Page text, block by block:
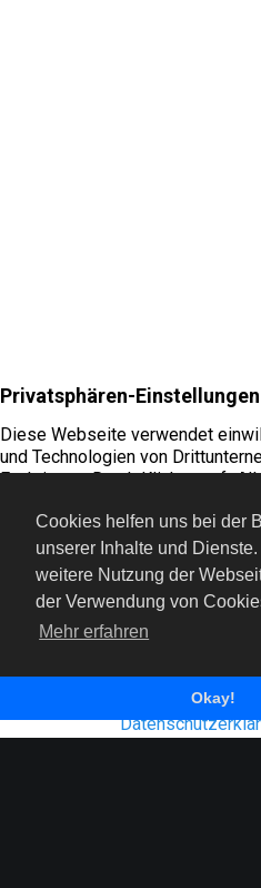
Cookies helfen uns bei der
unserer Inhalte und
weitere Nutzung der
der Verwendung von
Mehr erfahren
Okay!
© 2022 Freiflieger Niederrhein